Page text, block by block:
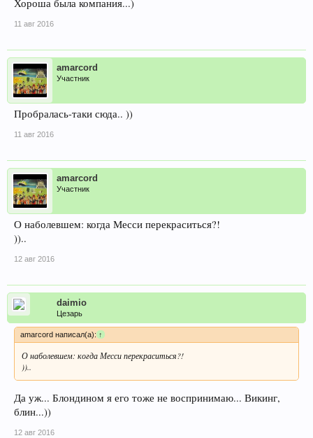
Хороша была компания...)
11 авг 2016
amarcord
Участник
Пробралась-таки сюда.. ))
11 авг 2016
amarcord
Участник
О наболевшем: когда Месси перекраситься?!
))..
12 авг 2016
daimio
Цезарь
amarcord написал(а):↑
О наболевшем: когда Месси перекраситься?!
))..
Да уж... Блондином я его тоже не воспринимаю... Викинг,
блин...))
12 авг 2016